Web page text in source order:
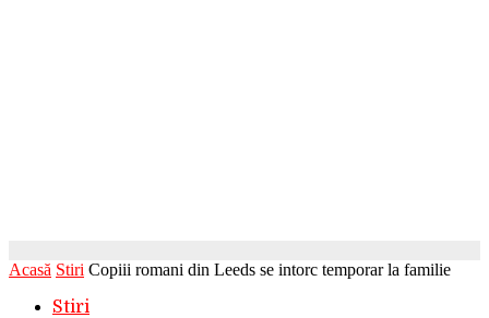
Acasă Stiri Copiii romani din Leeds se intorc temporar la familie
Stiri